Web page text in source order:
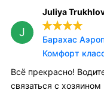
J
Juliya
Барахас
Комфорт
Всё прекрасно!
связаться с